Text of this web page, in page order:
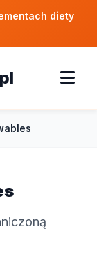
diety